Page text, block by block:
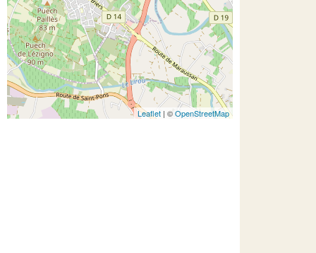
Leaflet | ©OpenStreetMap